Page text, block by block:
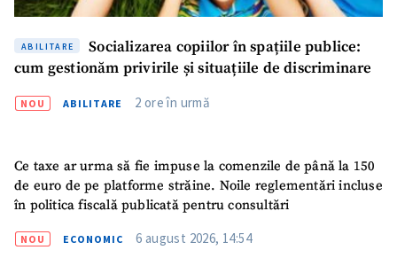
ABILITARE
Socializarea copiilor în spațiile publice:
cum gestionăm privirile și situațiile de discriminare
NOU ABILITARE 2 ore în urmă
Ce taxe ar urma să fie impuse la comenzile de până la 150
de euro de pe platforme străine. Noile reglementări incluse
în politica fiscală publicată pentru consultări
NOU ECONOMIC 6 august 2026, 14:54
Email+ Emailul meu
Telefon
+ Telefon personal
Am citit și sunt de
TRIMITE ȘTIREA